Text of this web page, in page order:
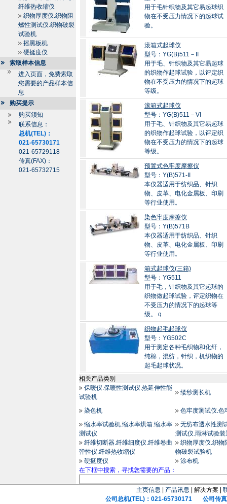
纤维热收缩仪
织物厚度仪.织物阻
燃性测试仪.织物破裂
试验机
摇黑板机
硬挺度仪
索取样本信息
进入页面，免费索取
您需要的产品样本信
息
购买提示
购买须知
联系信息：
总机(TEL)：
021-65730171
021-65729118
传真(FAX)：
021-65732715
用于毛针织物及其它易起球织
物在不受压力情况下的起球试
验。
滚箱式起球仪
型号：YG(B)511－II
用于毛、针织物及其它易起球
的织物作起球试验，以评定织
物在不受压力的情况下的起球
等级。
滚箱式起球仪
型号：YG(B)511－VI
用于毛、针织物及其它易起球
的织物作起球试验，以评定织
物在不受压力的情况下的起球
等级。
预置式色牢度摩擦仪
型号：Y(B)571-II
本仪器适用于纺织品、针织
物、皮革、电化金属板、印刷
等行业使用。
染色牢度摩擦仪
型号：Y(B)571B
本仪器适用于纺织品、针织
物、皮革、电化金属板、印刷
等行业使用。
箱式起球仪(三箱)
型号：YG511
用于毛，针织物及其它起球的
织物做起球试验，评定织物在
不受压力的情况下的起球等
级。 q
织物起毛起球仪
型号：YG502C
用于测定各种毛织物和化纤，
纯棉，混纺，针织，机织物的
起毛起球状况。
相关产品类别
保暖仪.保暖性测试仪.热延伸性能
试验机
缕纱测长机
染色机
色牢度测试仪.色
缩水率试验机.缩水率烘箱.缩水率
测试仪
无纺布透水性测
测试仪.雨淋试验装
纤维切断器.纤维细度仪.纤维卷曲
弹性仪.纤维热收缩仪
织物厚度仪.织物
物破裂试验机
硬挺度仪
涂布机
在下框中搜索，寻找您需要的产品：
主页信息 产品讯息 | 解决方案 |
公司总机(TEL)：021-65730171 公司传真